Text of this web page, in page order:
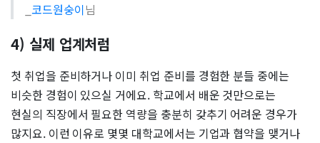
코드원숭이님
4) 실제 업계처럼
첫 취업을 준비하거나 이미 취업 준비를 경험한 분들 중에는
비슷한 경험이 있으실 거에요. 학교에서 배운 것만으로는
현실의 직장에서 필요한 역량을 충분히 갖추기 어려운 경우가
많지요. 이런 이유로 몇몇 대학교에서는 기업과 협약을 맺거나